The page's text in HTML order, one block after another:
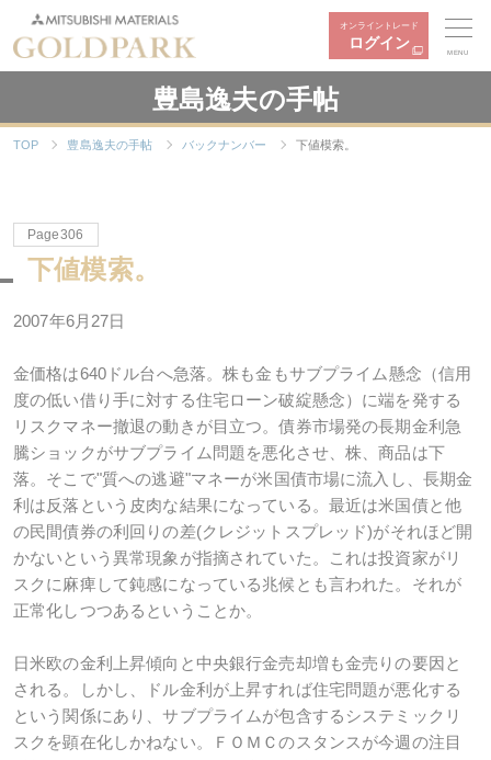
オンライントレード
ログイン
MENU
豊島逸夫の手帖
TOP 豊島逸夫の手帖 バックナンバー 下値模索。
Page306
下値模索。
2007年6月27日
金価格は640ドル台へ急落。株も金もサブプライム懸念（信用
度の低い借り手に対する住宅ローン破綻懸念）に端を発する
リスクマネー撤退の動きが目立つ。債券市場発の長期金利急
騰ショックがサブプライム問題を悪化させ、株、商品は下
落。そこで"質への逃避"マネーが米国債市場に流入し、長期金
利は反落という皮肉な結果になっている。最近は米国債と他
の民間債券の利回りの差(クレジットスプレッド)がそれほど開
かないという異常現象が指摘されていた。これは投資家がリ
スクに麻痺して鈍感になっている兆候とも言われた。それが
正常化しつつあるということか。
日米欧の金利上昇傾向と中央銀行金売却増も金売りの要因と
される。しかし、ドル金利が上昇すれば住宅問題が悪化する
という関係にあり、サブプライムが包含するシステミックリ
スクを顕在化しかねない。ＦＯＭＣのスタンスが今週の注目